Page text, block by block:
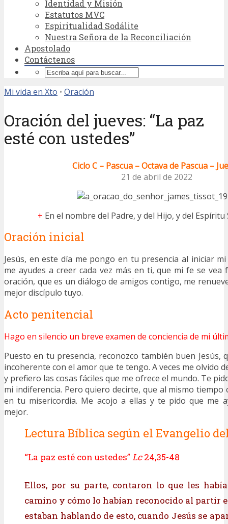
Identidad y Misión
Estatutos MVC
Espiritualidad Sodálite
Nuestra Señora de la Reconciliación
Apostolado
Contáctenos
Mi vida en Xto • Oración
Oración del jueves: “La paz
esté con ustedes”
Ciclo C – Pascua – Octava de Pascua –
21 de abril de 2022
+ En el nombre del Padre, y del Hijo, y del Espíritu
Oración inicial
Jesús, en este día me pongo en tu presencia al iniciar
me ayudes a creer cada vez más en ti, que mi fe se vea
oración, que es un diálogo de amigos contigo, me
mejor discípulo tuyo.
Acto penitencial
Hago en silencio un breve examen de conciencia de mi
Puesto en tu presencia, reconozco también buen Jesús,
incoherente con el amor que te tengo. A veces me olvido
y prefiero las cosas fáciles que me ofrece el mundo. Te
mi indiferencia. Pero quiero decirte, que al mismo
en tu misericordia. Me acojo a ellas y te pido que me
mejor.
Lectura Bíblica según el Evangelio
“La paz esté con ustedes” Lc24,35-48
Ellos, por su parte, contaron lo que les
camino y cómo lo habían reconocido al partir
estaban hablando de esto, cuando Jesús se